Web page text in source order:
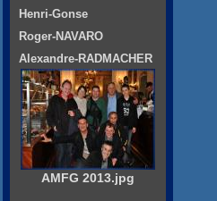
Henri-Gonse
Roger-NAVARO
Alexandre-RADMACHER
AMFG 2013.jpg